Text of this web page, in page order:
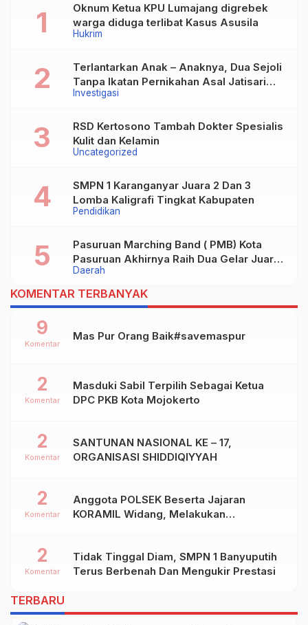
Hukrim
Oknum Ketua KPU Lumajang digrebek
warga diduga terlibat Kasus Asusila
Investigasi
Terlantarkan Anak – Anaknya, Dua Sejoli
Tanpa Ikatan Pernikahan Asal Jatisari
Kecamatan Geger Madiun dan Maospati
Uncategorized
RSD Kertosono Tambah Dokter Spesialis
Kulit dan Kelamin
Pendidikan
SMPN 1 Karanganyar Juara 2 Dan 3
Lomba Kaligrafi Tingkat Kabupaten
Daerah
Pasuruan Marching Band ( PMB) Kota
Pasuruan Akhirnya Raih Dua Gelar Juara
Dalam Kejurprov Jatim 2024
KOMENTAR TERBANYAK
Mas Pur Orang Baik#savemaspur
9
Komentar
Masduki Sabil Terpilih Sebagai Ketua
DPC PKB Kota Mojokerto
2
Komentar
SANTUNAN NASIONAL KE – 17,
ORGANISASI SHIDDIQIYYAH
2
Komentar
Anggota POLSEK Beserta Jajaran
KORAMIL Widang, Melakukan
Kab.TUBAN
2
Komentar
Tidak Tinggal Diam, SMPN 1 Banyuputih
Terus Berbenah Dan Mengukir Prestasi
2
Komentar
TERBARU